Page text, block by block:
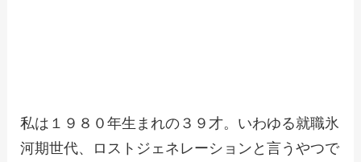
私は１９８０年生まれの３９才。いわゆる就職氷
河期世代、ロストジェネレーションと言うやつで